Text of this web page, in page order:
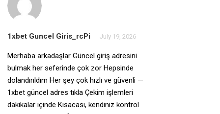
1xbet Guncel Giris_rcPi July 19, 2026
Merhaba arkadaşlar Güncel giriş adresini
bulmak her seferinde çok zor Hepsinde
dolandırıldım Her şey çok hızlı ve güvenli —
1xbet güncel adres tıkla Çekim işlemleri
dakikalar içinde Kısacası, kendiniz kontrol